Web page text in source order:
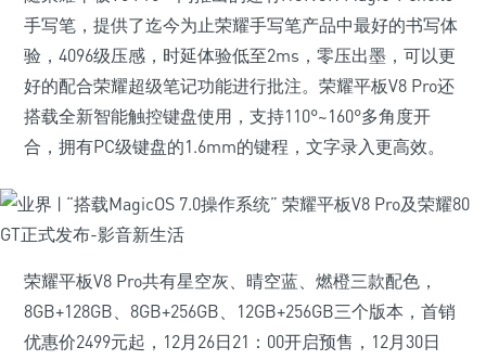
手写笔，提供了迄今为止荣耀手写笔产品中最好的书写体
验，4096级压感，时延体验低至2ms，零压出墨，可以更
好的配合荣耀超级笔记功能进行批注。荣耀平板V8 Pro还
搭载全新智能触控键盘使用，支持110°~160°多角度开
合，拥有PC级键盘的1.6mm的键程，文字录入更高效。
荣耀平板V8 Pro共有星空灰、晴空蓝、燃橙三款配色，
8GB+128GB、8GB+256GB、12GB+256GB三个版本，首销
优惠价2499元起，12月26日21：00开启预售，12月30日